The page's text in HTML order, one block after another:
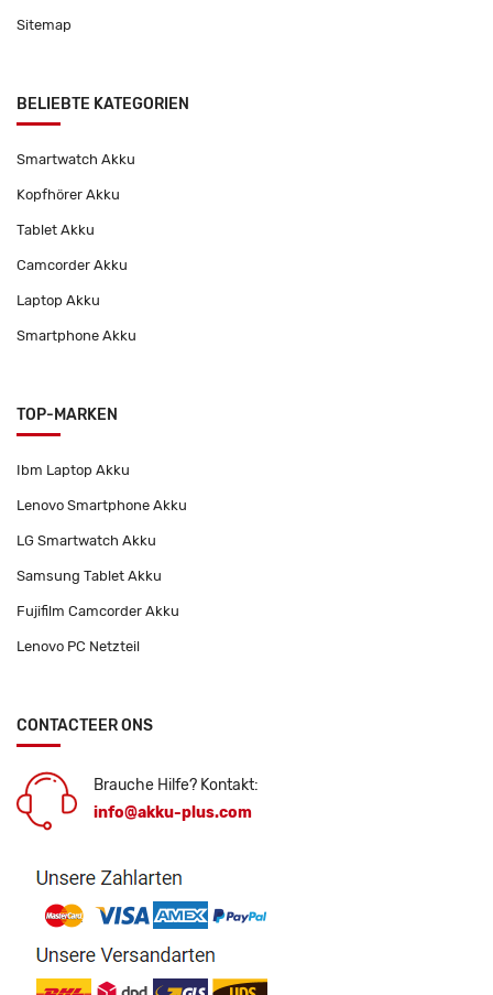
Sitemap
BELIEBTE KATEGORIEN
Smartwatch Akku
Kopfhörer Akku
Tablet Akku
Camcorder Akku
Laptop Akku
Smartphone Akku
TOP-MARKEN
Ibm Laptop Akku
Lenovo Smartphone Akku
LG Smartwatch Akku
Samsung Tablet Akku
Fujifilm Camcorder Akku
Lenovo PC Netzteil
CONTACTEER ONS
Brauche Hilfe? Kontakt:
info@akku-plus.com